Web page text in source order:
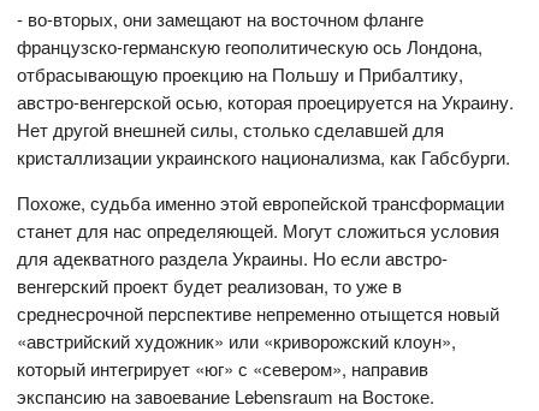
- во-вторых, они замещают на восточном фланге
французско-германскую геополитическую ось Лондона,
отбрасывающую проекцию на Польшу и Прибалтику,
австро-венгерской осью, которая проецируется на Украину.
Нет другой внешней силы, столько сделавшей для
кристаллизации украинского национализма, как Габсбурги.
Похоже, судьба именно этой европейской трансформации
станет для нас определяющей. Могут сложиться условия
для адекватного раздела Украины. Но если австро-
венгерский проект будет реализован, то уже в
среднесрочной перспективе непременно отыщется новый
«австрийский художник» или «криворожский клоун»,
который интегрирует «юг» с «севером», направив
экспансию на завоевание Lebensraum на Востоке.